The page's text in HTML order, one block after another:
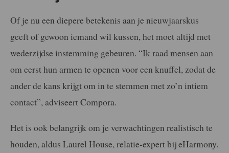
Of je nu een diepere betekenis aan je nieuwjaarskus
geeft of gewoon iemand wil kussen, het moet altijd met
wederzijdse instemming gebeuren. “Ik raad mensen aan
om eerst hun armen te openen voor een knuffel, zodat de
ander de kans krijgt om in te stemmen met zo’n intiem
contact”, adviseert Compora.
Het is ook belangrijk om je verwachtingen realistisch te
houden, aldus Laurel House, relatie-expert bij eHarmony.